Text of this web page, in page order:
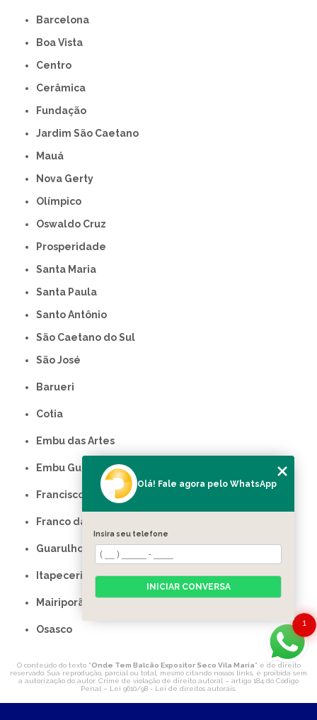
Barcelona
Boa Vista
Centro
Cerâmica
Fundação
Jardim São Caetano
Mauá
Nova Gerty
Olímpico
Oswaldo Cruz
Prosperidade
Santa Maria
Santa Paula
Santo Antônio
São Caetano do Sul
São José
Barueri
Cotia
Embu das Artes
Embu Guaçu
Francisco Morato
Franco da Rocha
Guarulhos
Itapecerica da Serra
Mairiporã
Osasco
O conteúdo do texto "Onde Tem Balcão Expositor Seco Vila Maria" é de direito
reservado. Sua reprodução, parcial ou total, mesmo citando nossos links, é proibida sem
a autorização do autor. Crime de violação de direito autoral – artigo 184 do Código
Penal – Lei 9610/98 - Lei de direitos autorais.
1
Olá! Fale agora pelo WhatsApp
Insira seu telefone
INICIAR CONVERSA